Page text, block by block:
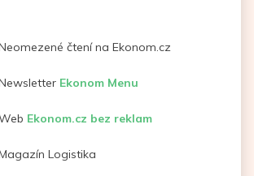
čtení na Ekonom.cz
Ekonom Menu
Ekonom.cz bez reklam
Logistika